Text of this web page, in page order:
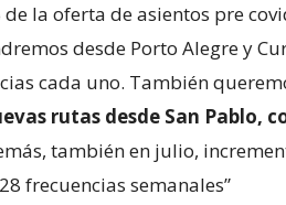
de la oferta de asientos pre
desde Porto Alegre y
cada uno. También
rutas desde San Pablo,
también en julio,
frecuencias semanales”